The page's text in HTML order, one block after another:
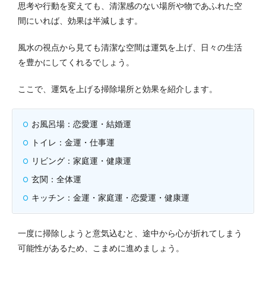
思考や行動を変えても、清潔感のない場所や物であふれた空
間にいれば、効果は半減します。
風水の視点から見ても清潔な空間は運気を上げ、日々の生活
を豊かにしてくれるでしょう。
ここで、運気を上げる掃除場所と効果を紹介します。
お風呂場：恋愛運・結婚運
トイレ：金運・仕事運
リビング：家庭運・健康運
玄関：全体運
キッチン：金運・家庭運・恋愛運・健康運
一度に掃除しようと意気込むと、途中から心が折れてしまう
可能性があるため、こまめに進めましょう。